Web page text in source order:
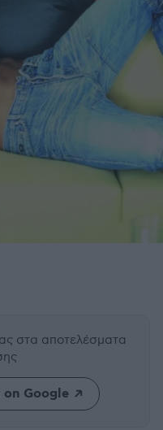
στα αποτελέσματα
Google